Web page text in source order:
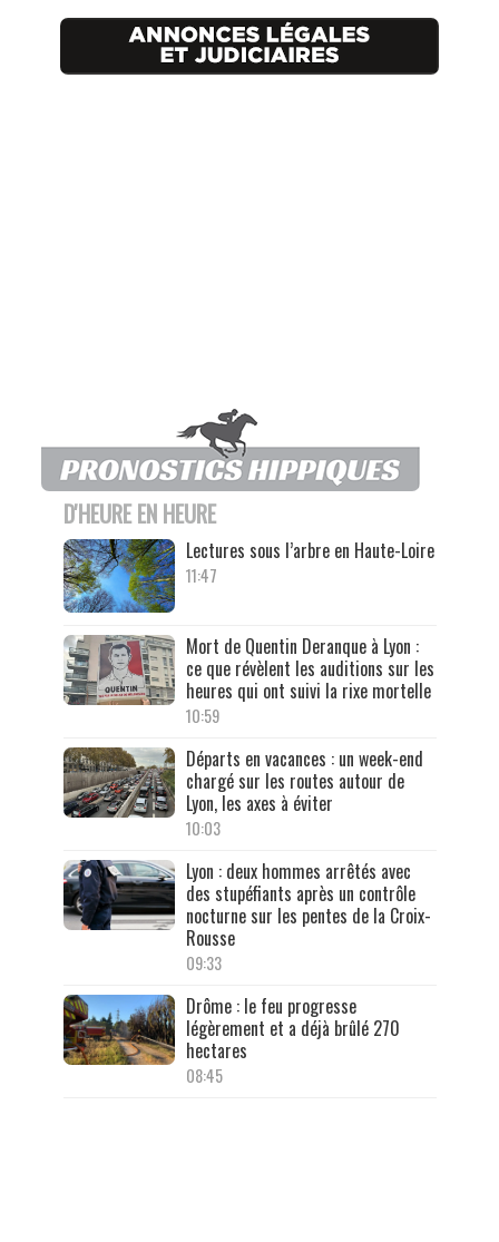
D'HEURE EN HEURE
Lectures sous l’arbre en Haute-Loire
11:47
Mort de Quentin Deranque à Lyon :
ce que révèlent les auditions sur les
heures qui ont suivi la rixe mortelle
10:59
Départs en vacances : un week-end
chargé sur les routes autour de
Lyon, les axes à éviter
10:03
Lyon : deux hommes arrêtés avec
des stupéfiants après un contrôle
nocturne sur les pentes de la Croix-
Rousse
09:33
Drôme : le feu progresse
légèrement et a déjà brûlé 270
hectares
08:45